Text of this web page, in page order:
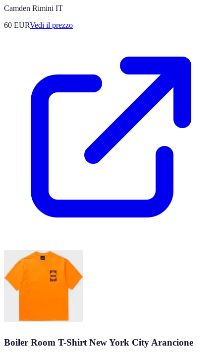
Camden Rimini IT
60 EURVedi il prezzo
Boiler Room T-Shirt New York City Arancione